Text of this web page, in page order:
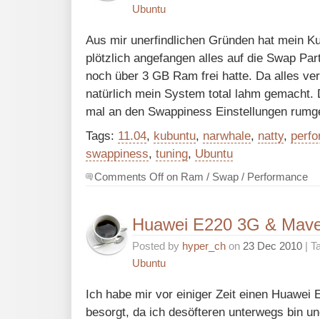
Ubuntu
Aus mir unerfindlichen Gründen hat mein
plötzlich angefangen alles auf die Swap
noch über 3 GB Ram frei hatte. Da alles
natürlich mein System total lahm gemacht.
mal an den Swappiness Einstellungen
Tags: 11.04, kubuntu, narwhale, natty,
swappiness, tuning, Ubuntu
Comments Offon Ram / Swap / Performance
Huawei E220 3G &
Posted by hyper_ch on 23 Dec 2010 |
Ubuntu
Ich habe mir vor einiger Zeit einen Huawei
besorgt, da ich desöfteren unterwegs bin